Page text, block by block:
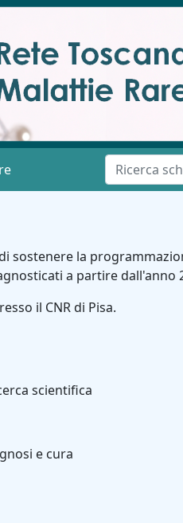
sostenere la
a partire dall'anno
il CNR di Pisa.
scientifica
e cura